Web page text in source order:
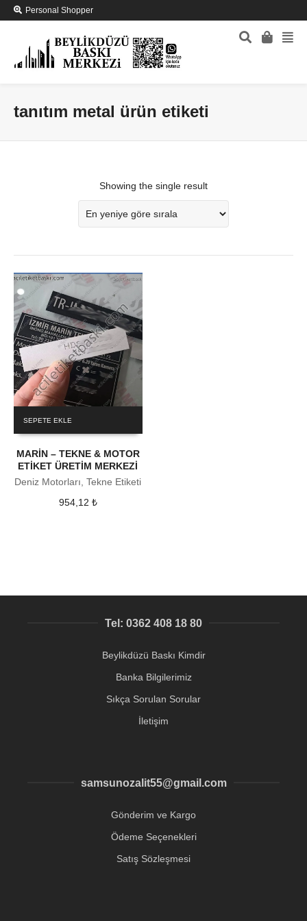
Personal Shopper
tanıtım metal ürün etiketi
Showing the single result
SEPETE EKLE
MARİN – TEKNE & MOTOR
ETİKET ÜRETİM MERKEZİ
Deniz Motorları, Tekne Etiketi
954,12 ₺
Tel: 0362 408 18 80
Beylikdüzü Baskı Kimdir
Banka Bilgilerimiz
Sıkça Sorulan Sorular
İletişim
samsunozalit55@gmail.com
Gönderim ve Kargo
Ödeme Seçenekleri
Satış Sözleşmesi